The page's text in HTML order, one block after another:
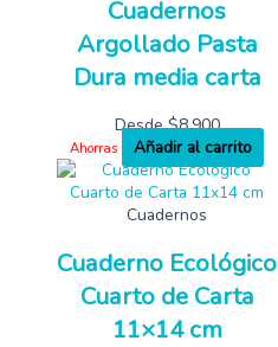
Cuadernos
Argollado Pasta
Dura media carta
Desde$8,900
Ahorras Añadir al carrito
Cuadernos
Cuaderno Ecológico
Cuarto de Carta
11×14 cm